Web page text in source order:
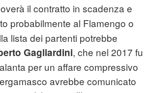
il contratto in scadenza e
probabilmente al Flamengo o
lista dei partenti potrebbe
Gagliardini, che nel 2017 fu
per un affare compressivo
avrebbe comunicato